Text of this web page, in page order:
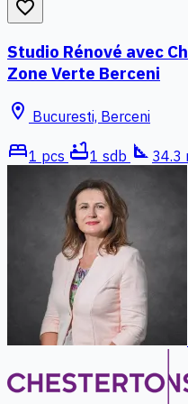
favorite_border
Studio Rénové avec
Zone Verte Berceni
location_on Bucuresti, Berceni
bed1 pcs bathtub1 sdb square_foot 34.3